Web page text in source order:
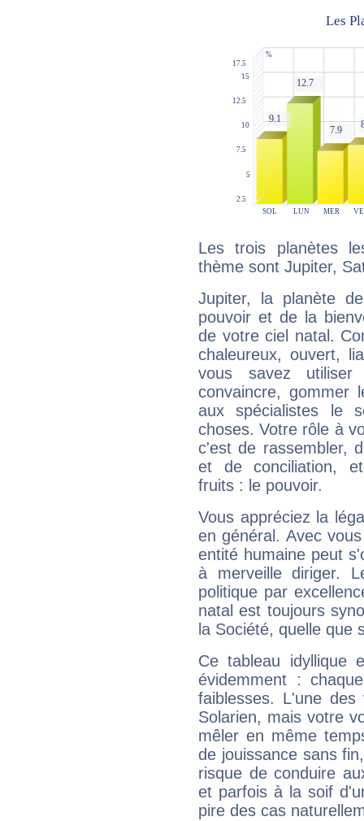
Les trois planètes
thème sont Jupiter,
Jupiter, la planète
pouvoir et de la
de votre ciel natal.
chaleureux, ouvert,
vous savez
convaincre, gommer
aux spécialistes le
choses. Votre rôle à
c'est de rassembler,
et de conciliation,
fruits : le pouvoir.
Vous appréciez la
en général. Avec
entité humaine peut
à merveille diriger.
politique par
natal est toujours
la Société, quelle que
Ce tableau idyllique
évidemment :
faiblesses. L'une
Solarien, mais votre
mêler en même
de jouissance sans
risque de conduire
et parfois à la soif
pire des cas